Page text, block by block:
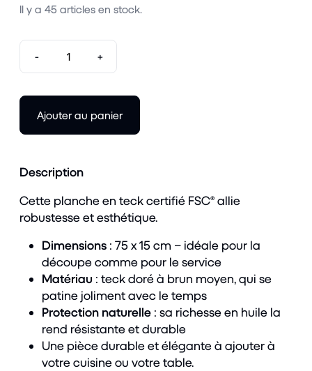
Il y a 45 articles en stock.
- +
Ajouter au panier
Description
Cette planche en teck certifié FSC® allie
robustesse et esthétique.
Dimensions : 75 x 15 cm – idéale pour la
découpe comme pour le service
Matériau : teck doré à brun moyen, qui se
patine joliment avec le temps
Protection naturelle : sa richesse en huile la
rend résistante et durable
Une pièce durable et élégante à ajouter à
votre cuisine ou votre table.